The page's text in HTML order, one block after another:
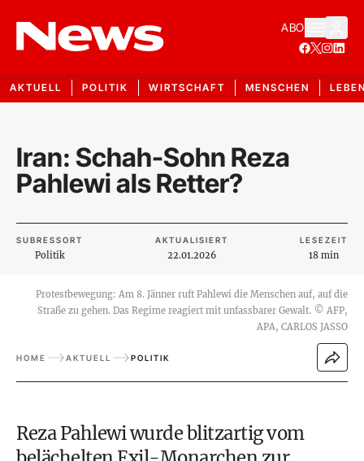
ABO
AKTUELL POLITIK WIRTSCHAFT MENSCHEN
Iran: Schah-Sohn Reza
Pahlewi als Retter?
SUBRESSORT
Politik
AKTUALISIERT
22.01.2026
LESEZEIT
18 min
Protestbewegung: Am 8. Jänner ruft Pahlewi die Menschen auf, auf die
Straße zu gehen. Das Regime reagiert mit unfassbarer Gewalt. © AFP,
APA, CARLOS JASSO
HOME AKTUELL POLITIK
Reza Pahlewi wurde blitzartig vom